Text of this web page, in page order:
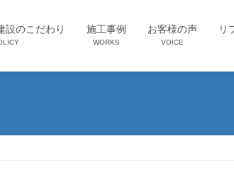
設のこだわり 施工事例
WORKS
お客様の声
VOICE
リ